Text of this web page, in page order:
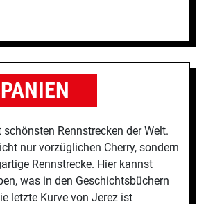
schönsten Rennstrecken der Welt.
nur vorzüglichen Cherry, sondern
Rennstrecke. Hier kannst
was in den Geschichtsbüchern
letzte Kurve von Jerez ist